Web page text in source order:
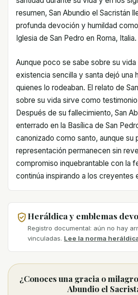
resumen, San Abundio el Sacristán
profunda devoción y humildad
Iglesia de San Pedro en Roma, Italia.
Aunque poco se sabe sobre su vida
existencia sencilla y santa dejó una
quienes lo rodeaban. El relato de
sobre su vida sirve como
Después de su fallecimiento, San
enterrado en la Basílica de San
canonizado como santo, aunque su
representación permanecen sin
compromiso inquebrantable con la
continúa inspirando a los creyentes
Heráldica y emblemas
Registro documental: aún no hay
vinculadas. Lee la norma
¿Conoces una gracia o
Abundio el